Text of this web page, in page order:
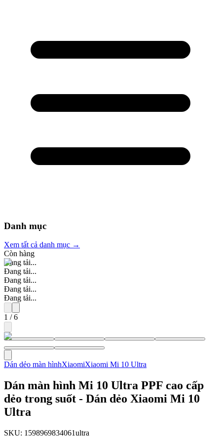
Danh mục
Xem tất cả danh mục →
Còn hàng
Đang tải...
Đang tải...
Đang tải...
Đang tải...
Đang tải...
1 /6
Dán dẻo màn hìnhXiaomiXiaomi Mi 10 Ultra
Dán màn hình Mi 10 Ultra PPF cao cấp
dẻo trong suốt - Dán dẻo Xiaomi Mi 10
Ultra
SKU: 1598969834061ultra